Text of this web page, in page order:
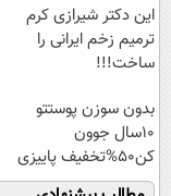
این دکتر شیرازی کرم
ترمیم زخم ایرانی را
ساخت!!!
بدون سوزن پوستتو
10سال جوون
کن50%تخفیف پاییزی